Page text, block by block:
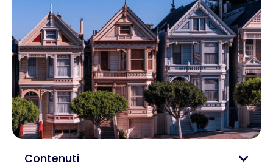
Contenuti